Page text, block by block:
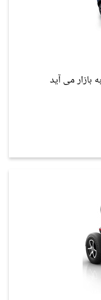
بازار می آید